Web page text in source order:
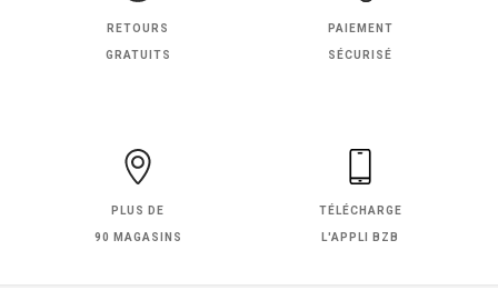
RETOURS
GRATUITS
PAIEMENT
SÉCURISÉ
PLUS DE
90 MAGASINS
TÉLÉCHARGE
L'APPLI BZB